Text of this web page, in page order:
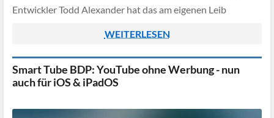
Entwickler Todd Alexander hat das am eigenen Leib
WEITERLESEN
Smart Tube BDP: YouTube ohne Werbung - nun
auch für iOS & iPadOS